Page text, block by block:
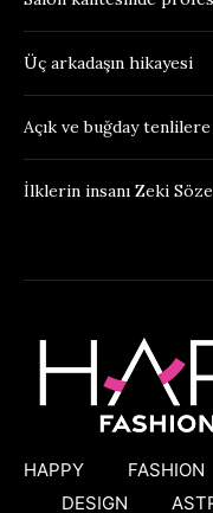
Üç arkadaşın hikayesi
Açık ve buğday
İlklerin insanı Zeki
HAPPY FASHION
DESIGN